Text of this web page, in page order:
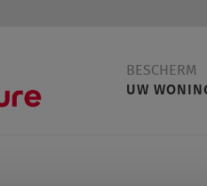
Main
navigation
UW
BESCHERM